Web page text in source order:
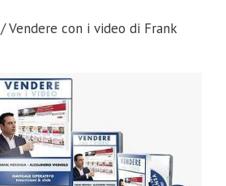
/ Vendere con i video di Frank